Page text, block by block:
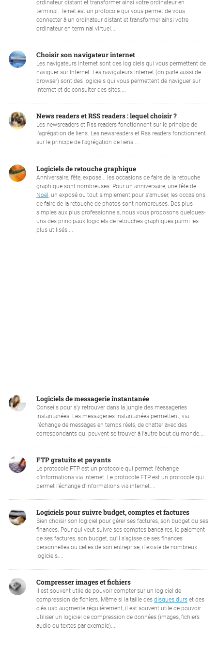
ordinateur distant et transformer ainsi votre ordinateur en
terminal. Telnet est un protocole qui vous permet de vous
connecter à un ordinateur distant et transformer ainsi votre
ordinateur en terminal virtuel....
Choisir son navigateur internet
Les navigateurs internet sont des logiciels qui vous permettent de
naviguer sur Internet. Les navigateurs internet (on parle aussi de
browser) sont des logiciels qui vous permettent de naviguer sur
internet et de consulter des sites....
News readers et RSS readers : lequel choisir ?
Les newsreaders et Rss readers fonctionnent sur le principe de
l’agrégation de liens. Les newsreaders et Rss readers fonctionnent
sur le principe de l'agrégation de liens....
Logiciels de retouche graphique
Anniversaire, fête, exposé... les occasions de faire de la retouche
graphique sont nombreuses. Pour un anniversaire, une fête de
Noël , un exposé ou tout simplement pour s'amuser, les occasions
de faire de la retouche de photos sont nombreuses. Des plus
simples aux plus professionnels, nous vous proposons quelques-
uns des principaux logiciels de retouches graphiques parmi les
plus utilisés....
Logiciels de messagerie instantanée
Conseils pour s'y retrouver dans la jungle des messageries
instantanées. Les messageries instantanées permettent, via
l'échange de messages en temps réels, de chatter avec des
correspondants qui peuvent se trouver à l'autre bout du monde....
FTP gratuits et payants
Le protocole FTP est un protocole qui permet l’échange
d’informations via internet. Le protocole FTP est un protocole qui
permet l'échange d'informations via internet....
Logiciels pour suivre budget, comptes et factures
Bien choisir son logiciel pour gérer ses factures, son budget ou ses
finances. Pour qui veut suivre ses comptes bancaires, le paiement
de ses factures, son budget, qu'il s'agisse de ses finances
personnelles ou celles de son entreprise, il existe de nombreux
logiciels....
Compresser images et fichiers
Il est souvent utile de pouvoir compter sur un logiciel de
compression de fichiers. Même si la taille des disques durset des
clés usb augmente régulièrement, il est souvent utile de pouvoir
utiliser un logiciel de compression de données (images, fichiers
audio ou textes par exemple)....